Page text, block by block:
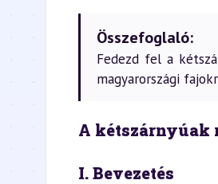
Összefoglaló:
Fedezd fel a
magyarországi
A kétszárnyúak
I. Bevezetés